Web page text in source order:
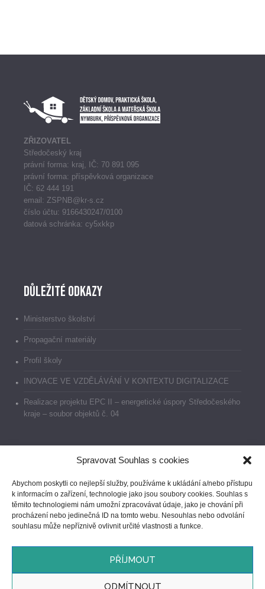
Spravovat Souhlas s cookies
Abychom poskytli co nejlepší služby, používáme k ukládání a/nebo přístupu
k informacím o zařízení, technologie jako jsou soubory cookies. Souhlas s
těmito technologiemi nám umožní zpracovávat údaje, jako je chování při
procházení nebo jedinečná ID na tomto webu. Nesouhlas nebo odvolání
souhlasu může nepříznivě ovlivnit určité vlastnosti a funkce.
PŘÍJMOUT
ODMÍTNOUT
ZŘIZOVATEL
Středočeský kraj
právní forma: kraj, IČ: 70 891 095
právní forma: příspěvková organizace
IČ: 62 444 191
email: ZSPNB@kr-s.cz
číslo účtu: 9166430247/0100
datová schránka: cy5xkkp
Důležité odkazy
Ministerstvo školství
Propagační materiály
Profil školy
INOVACE VE VZDĚLÁVÁNÍ V KONTEXTU DIGITALIZACE
Realizace projektu EPC II – energetické úspory Středočeského
kraje – soubor objektů č. 04
Prohlášení o přístupnosti
GDPR